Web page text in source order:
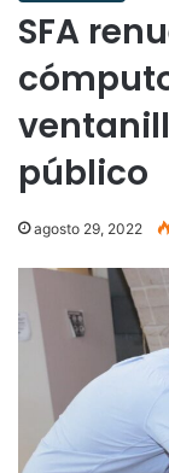
SFA
público
agosto 29, 2022